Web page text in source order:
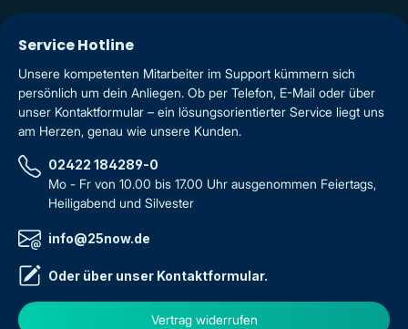
Service Hotline
Unsere kompetenten Mitarbeiter im Support kümmern sich
persönlich um dein Anliegen. Ob per Telefon, E-Mail oder über
unser Kontaktformular – ein lösungsorientierter Service liegt uns
am Herzen, genau wie unsere Kunden.
02422 184289-0
Mo - Fr von 10.00 bis 17.00 Uhr ausgenommen Feiertags,
Heiligabend und Silvester
info@25now.de
Oder über unser Kontaktformular.
Vertrag widerrufen